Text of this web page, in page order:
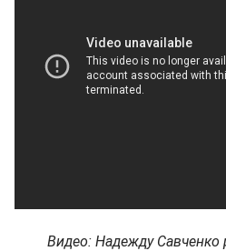
Видео: Надежду Савченко